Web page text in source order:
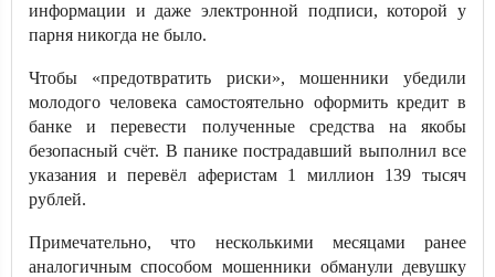
информации и даже электронной подписи, которой у
парня никогда не было.
Чтобы «предотвратить риски», мошенники убедили
молодого человека самостоятельно оформить кредит в
банке и перевести полученные средства на якобы
безопасный счёт. В панике пострадавший выполнил все
указания и перевёл аферистам 1 миллион 139 тысяч
рублей.
Примечательно, что несколькими месяцами ранее
аналогичным способом мошенники обманули девушку